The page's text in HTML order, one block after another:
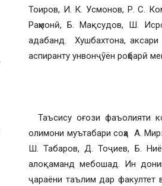
Тоиров, И. К. Усмонов, Р. С.
Раҳмонӣ, Б. Мақсудов, Ш.
адабанд. Хушбахтона,
аспиранту унвонҷӯён роҳбарӣ
Таъсису оғози фаъолияти
олимони муътабари соҳа А.
Ш. Табаров, Д. Тоҷиев, Б.
алоқаманд мебошад. Ин
ҷараёни таълим дар факултет